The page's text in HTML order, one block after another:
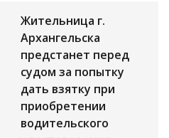
Жительница г.
Архангельска
предстанет перед
судом за попытку
дать взятку при
приобретении
водительского